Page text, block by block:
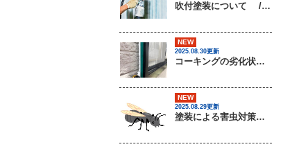
吹付塗装について / 茨城県常総市・坂東市・守谷市・つくば市・境町の外壁塗装＆屋根専門店
NEW
2025.08.30更新
コーキングの劣化状況について / 茨城県常総市・坂東市・守谷市・つくば市・境町の外壁塗装＆屋根専門店
NEW
2025.08.29更新
塗装による害虫対策は可能なのか？ / 茨城県常総市・坂東市・守谷市・つくば市・境町の外壁塗装＆屋根専門店